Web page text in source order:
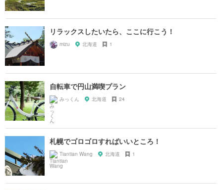
リラックスしたいたら、ここに行こう！
mizu 北海道 1
自転車で円山満喫プラン
みっくん 北海道 24
札幌でゴロゴロすればいいところ！
Tiantian Wang 北海道 1